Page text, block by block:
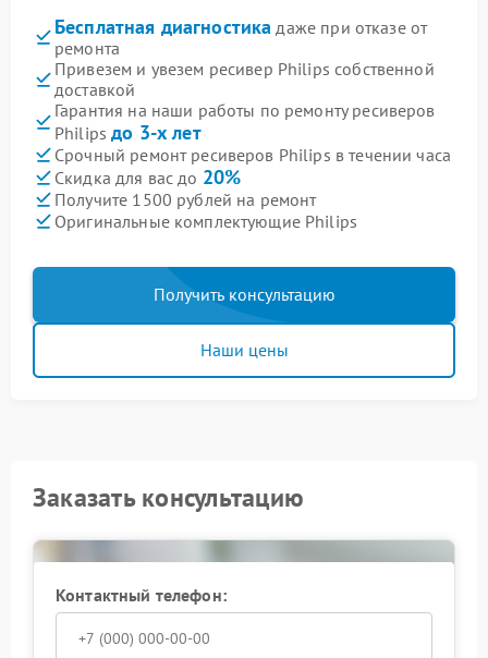
Бесплатная диагностика даже при отказе от
ремонта
Привезем и увезем ресивер Philips собственной
доставкой
Гарантия на наши работы по ремонту ресиверов
Philipsдо 3-х лет
Срочный ремонт ресиверов Philips в течении часа
Скидка для вас до 20%
Получите 1500 рублей на ремонт
Оригинальные комплектующие Philips
Получить консультацию
Наши цены
Заказать консультацию
Контактный телефон: